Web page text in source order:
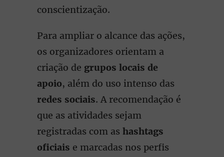
conscientização.
Para ampliar o alcance das ações,
os organizadores orientam a
criação de grupos locais de
apoio, além do uso intenso das
redes sociais. A recomendação é
que as atividades sejam
registradas com as hashtags
oficiais e marcadas nos perfis